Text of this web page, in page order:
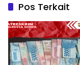
Pos Terkait